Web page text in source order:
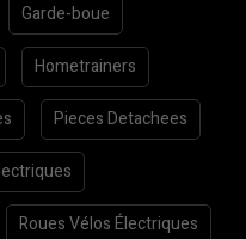
Garde-boue
Hometrainers
Pieces Detachees
Roues Vélos Électriques